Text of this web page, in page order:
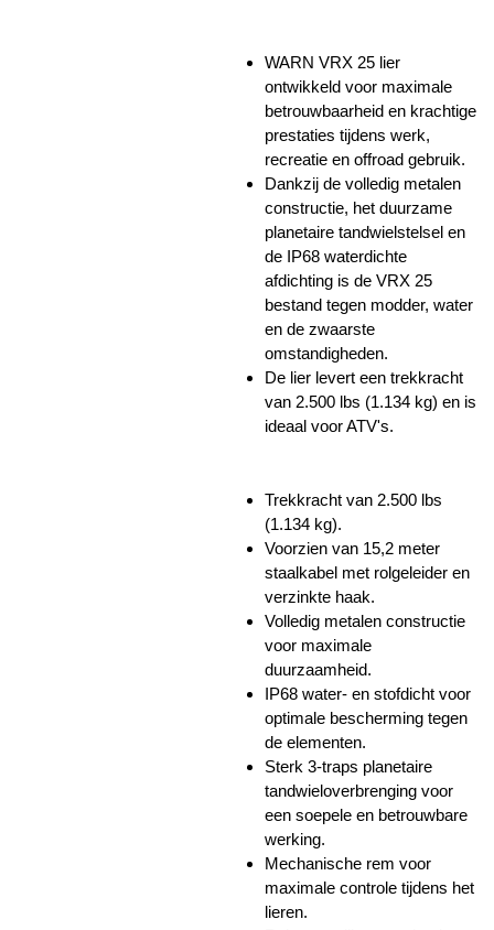
WARN VRX 25 lier
ontwikkeld voor maximale
betrouwbaarheid en krachtige
prestaties tijdens werk,
recreatie en offroad gebruik.
Dankzij de volledig metalen
constructie, het duurzame
planetaire tandwielstelsel en
de IP68 waterdichte
afdichting is de VRX 25
bestand tegen modder, water
en de zwaarste
omstandigheden.
De lier levert een trekkracht
van 2.500 lbs (1.134 kg) en is
ideaal voor ATV's.
Trekkracht van 2.500 lbs
(1.134 kg).
Voorzien van 15,2 meter
staalkabel met rolgeleider en
verzinkte haak.
Volledig metalen constructie
voor maximale
duurzaamheid.
IP68 water- en stofdicht voor
optimale bescherming tegen
de elementen.
Sterk 3-traps planetaire
tandwieloverbrenging voor
een soepele en betrouwbare
werking.
Mechanische rem voor
maximale controle tijdens het
lieren.